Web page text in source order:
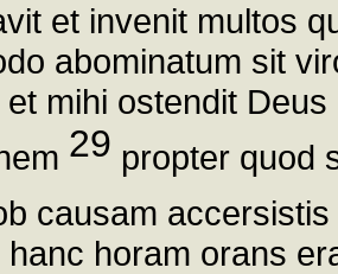
et invenit multos
abominatum sit
mihi ostendit
29 propter quod
causam
hanc horam orans